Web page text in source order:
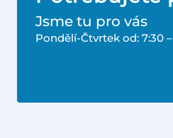
Jsme tu pro vás
Pondělí-Čtvrtek od: 7:30